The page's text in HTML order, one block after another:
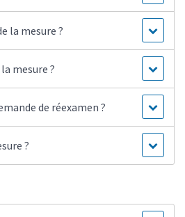
la mesure ?
mesure ?
de réexamen ?
?